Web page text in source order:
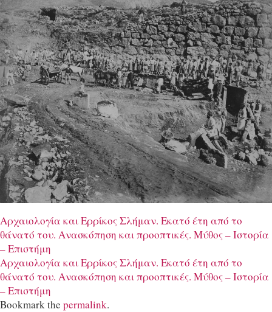
Αρχαιολογία και Ερρίκος Σλήμαν. Εκατό έτη από το
θάνατό του. Aνασκόπηση και προοπτικές. Μύθος – Ιστορία
– Επιστήμη
Αρχαιολογία και Ερρίκος Σλήμαν. Εκατό έτη από το
θάνατό του. Aνασκόπηση και προοπτικές. Μύθος – Ιστορία
– Επιστήμη
Bookmark the permalink.